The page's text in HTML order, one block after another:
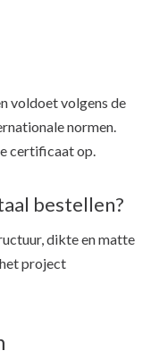
voldoet volgens de
normen.
certificaat op.
bestellen?
dikte en matte
project